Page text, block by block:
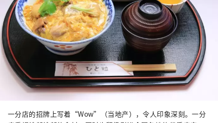
一分店的招牌上写着“Wow”（当地产），令人印象深刻。一分